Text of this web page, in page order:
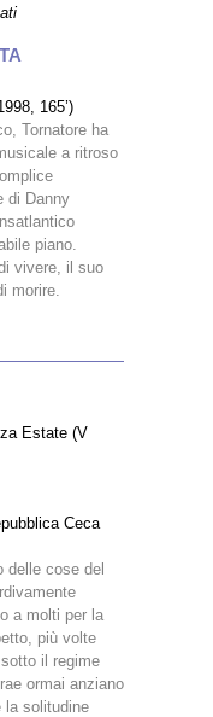
165’)
Tornatore ha
a ritroso
di Danny
piano.
vivere, il suo
morire.
Estate (V
Ceca
delle cose del
a molti per la
più volte
il regime
ormai anziano
la solitudine